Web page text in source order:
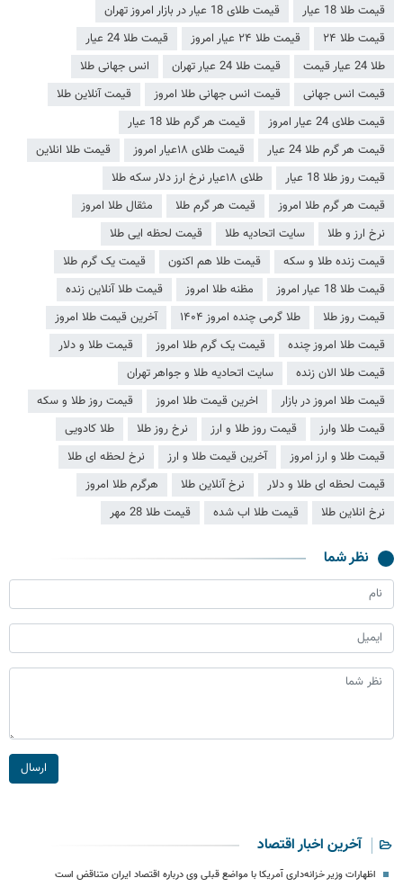
قیمت طلا 18 عیار
قیمت طلای 18 عیار در بازار امروز تهران
قیمت طلا ۲۴
قیمت طلا ۲۴ عیار امروز
قیمت طلا 24 عیار
طلا 24 عیار قیمت
قیمت طلا 24 عیار تهران
انس جهانی طلا
قیمت انس جهانی
قیمت انس جهانی طلا امروز
قیمت آنلاین طلا
قیمت طلای 24 عیار امروز
قیمت هر گرم طلا 18 عیار
قیمت هر گرم طلا 24 عیار
قیمت طلای ۱۸عیار امروز
قیمت طلا انلاین
قیمت روز طلا 18 عیار
طلای ۱۸عیار نرخ ارز دلار سکه طلا
قیمت هر گرم طلا امروز
قیمت هر گرم طلا
مثقال طلا امروز
نرخ ارز و طلا
سایت اتحادیه طلا
قیمت لحظه ایی طلا
قیمت زنده طلا و سکه
قیمت طلا هم اکنون
قیمت یک گرم طلا
قیمت طلا 18 عیار امروز
مظنه طلا امروز
قیمت طلا آنلاین زنده
قیمت روز طلا
طلا گرمی چنده امروز ۱۴۰۴
آخرین قیمت طلا امروز
قیمت طلا امروز چنده
قیمت یک گرم طلا امروز
قیمت طلا و دلار
قیمت طلا الان زنده
سایت اتحادیه طلا و جواهر تهران
قیمت طلا امروز در بازار
اخرین قیمت طلا امروز
قیمت روز طلا و سکه
قیمت طلا وارز
قیمت روز طلا و ارز نرخ روز طلا
طلا کادویی
قیمت طلا و ارز امروز
آخرین قیمت طلا و ارز
نرخ لحظه ای طلا
قیمت لحظه ای طلا و دلار
نرخ آنلاین طلا
هرگرم طلا امروز
نرخ انلاین طلا
قیمت طلا اب شده قیمت طلا 28 مهر
نظر شما
ارسال
آخرین اخبار اقتصاد
اظهارات وزیر خزانه‌داری آمریکا با مواضع قبلی وی درباره اقتصاد ایران متناقض است